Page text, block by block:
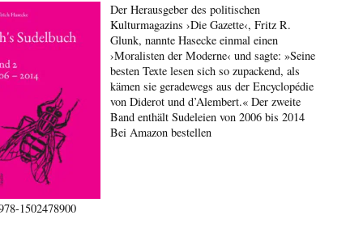
1502478900
Der Herausgeber des politischen
Kulturmagazins ›Die Gazette‹, Fritz R.
Glunk, nannte Hasecke einmal einen
›Moralisten der Moderne‹ und sagte: »Seine
besten Texte lesen sich so zupackend, als
kämen sie geradewegs aus der Encyclopédie
von Diderot und d’Alembert.« Der zweite
Band enthält Sudeleien von 2006 bis 2014
Bei Amazon bestellen